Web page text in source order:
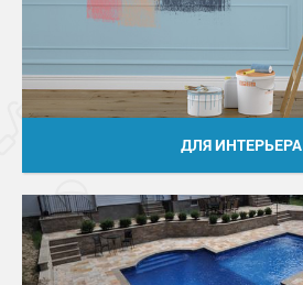
ДЛЯ ИНТЕРЬЕРА